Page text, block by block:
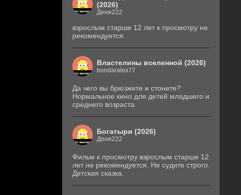
(2026)
Деня222
взрослым старше 12 лет к просмотру не
рекомендуется.
Властелины вселенной (2026)
bondaralex77
Да чего вы брюзжите и стонете?
Нормальное кино для детей младшего и
среднего возраста.
Богатыри (2026)
Деня222
Фильм к просмотру взрослым старше 12
лет не рекомендуется. Не судите строго.
Детская сказка.